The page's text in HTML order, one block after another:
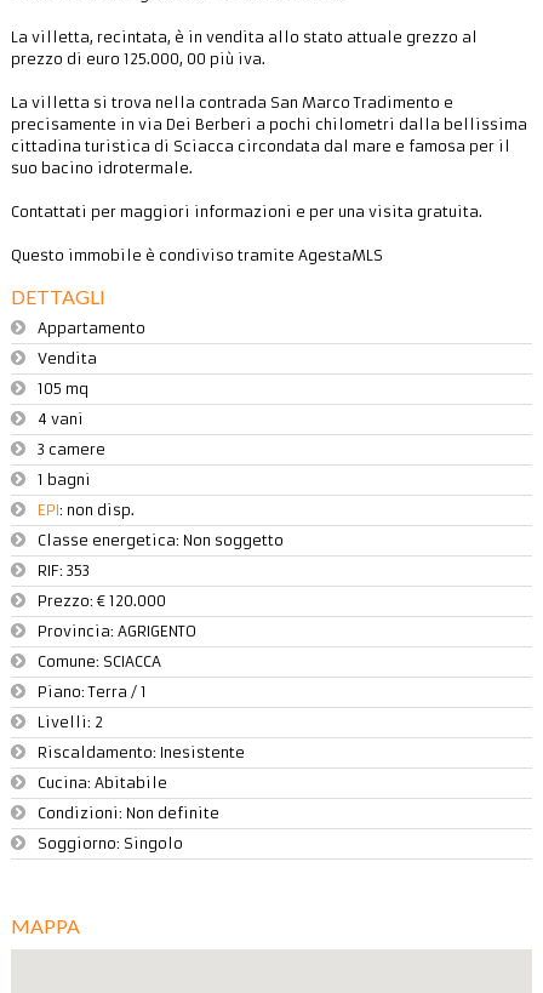
La villetta, recintata, è in vendita allo stato attuale grezzo al
prezzo di euro 125.000, 00 più iva.
La villetta si trova nella contrada San Marco Tradimento e
precisamente in via Dei Berberi a pochi chilometri dalla bellissima
cittadina turistica di Sciacca circondata dal mare e famosa per il
suo bacino idrotermale.
Contattati per maggiori informazioni e per una visita gratuita.
Questo immobile è condiviso tramite AgestaMLS
DETTAGLI
Appartamento
Vendita
105 mq
4 vani
3 camere
1 bagni
EPI: non disp.
Classe energetica: Non soggetto
RIF: 353
Prezzo: € 120.000
Provincia: AGRIGENTO
Comune: SCIACCA
Piano:Terra / 1
Livelli: 2
Riscaldamento: Inesistente
Cucina: Abitabile
Condizioni: Non definite
Soggiorno: Singolo
MAPPA